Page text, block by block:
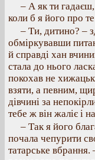
– А як ти
коли б я його про
– Ти, дитино? –
обміркувавши
й справді хан
стала до нього
покохав не
взяти, а певним,
дівчині за
тебе ж він жаліє і
– Так я його
почала чепурити
татарське